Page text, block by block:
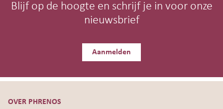
Blijf op de hoogte en schrijf je in voor onze
nieuwsbrief
Aanmelden
OVER PHRENOS